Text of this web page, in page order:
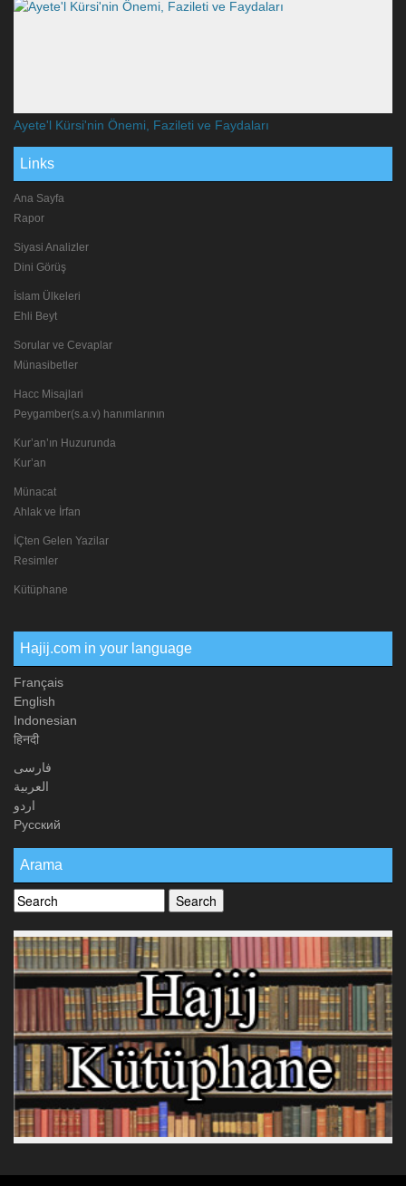
Ayete'l Kürsi'nin Önemi, Fazileti ve Faydaları
Links
Ana Sayfa
Rapor
Siyasi Analizler
Dini Görüş
İslam Ülkeleri
Ehli Beyt
Sorular ve Cevaplar
Münasibetler
Hacc Misajlari
Peygamber(s.a.v) hanımlarının
Kur’an’ın Huzurunda
Kur’an
Münacat
Ahlak ve İrfan
İÇten Gelen Yazilar
Resimler
Kütüphane
Hajij.com in your language
Français
English
Indonesian
हिनदी
فارسی
العربیة
اردو
Русский
Arama